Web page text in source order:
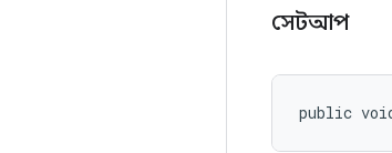
সেটআপ
public